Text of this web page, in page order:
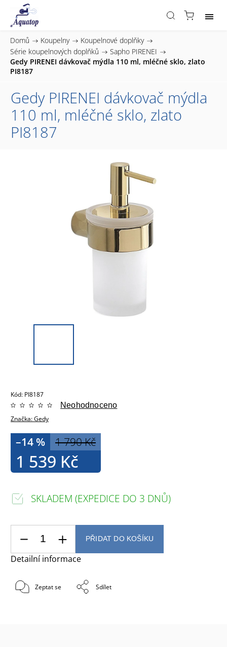
Domů / Koupelny / Koupelnové doplňky /
Série koupelnových doplňků / Sapho PIRENEI /
Gedy PIRENEI dávkovač mýdla 110 ml, mléčné sklo, zlato
PI8187
Gedy PIRENEI dávkovač mýdla
110 ml, mléčné sklo, zlato
PI8187
Kód: PI8187
Značka:Gedy
Neohodnoceno
1 790 Kč
–14 %
1 539 Kč
SKLADEM (EXPEDICE DO 3 DNŮ)
PŘIDAT DO KOŠÍKU
Detailní informace
Zeptat se Sdílet